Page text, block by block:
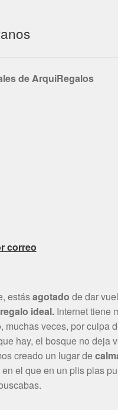
de ArquiRegalos
correo
estásagotado de dar
ideal.Internet tiene
muchas veces, por culpa
hay, el bosque no deja
creado un lugar de
en el que en un plis plas